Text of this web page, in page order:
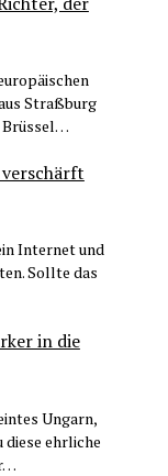
Straßburg
Brüssel…
Internet und
Sollte das
in die
Ungarn,
diese ehrliche